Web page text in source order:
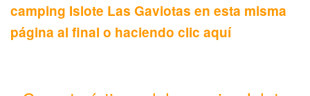
camping Islote Las Gaviotas en esta misma
página al final o haciendo clic aquí